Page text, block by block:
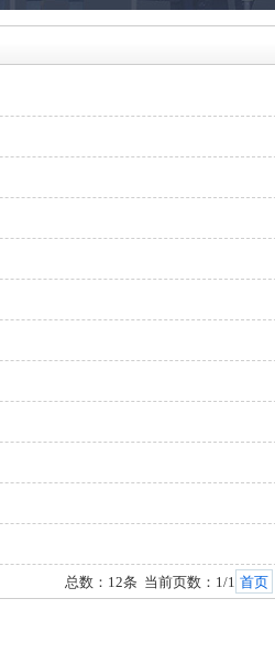
总数：12条 当前页数： 1/1 首页